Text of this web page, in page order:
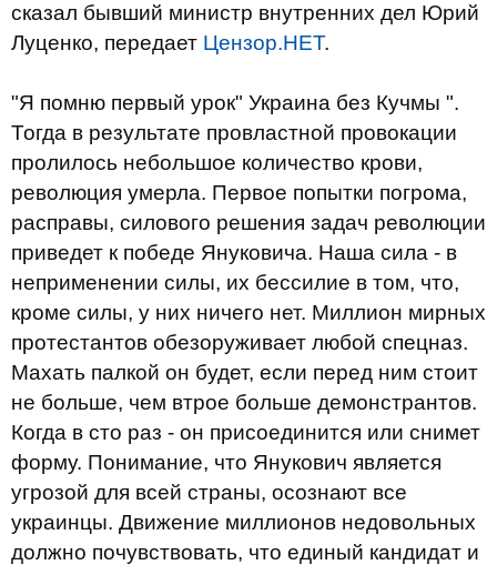
сказал бывший министр внутренних дел Юрий
Луценко, передает Цензор.НЕТ.
"Я помню первый урок" Украина без Кучмы ".
Тогда в результате провластной провокации
пролилось небольшое количество крови,
революция умерла. Первое попытки погрома,
расправы, силового решения задач революции
приведет к победе Януковича. Наша сила - в
неприменении силы, их бессилие в том, что,
кроме силы, у них ничего нет. Миллион мирных
протестантов обезоруживает любой спецназ.
Махать палкой он будет, если перед ним стоит
не больше, чем втрое больше демонстрантов.
Когда в сто раз - он присоединится или снимет
форму. Понимание, что Янукович является
угрозой для всей страны, осознают все
украинцы. Движение миллионов недовольных
должно почувствовать, что единый кандидат и